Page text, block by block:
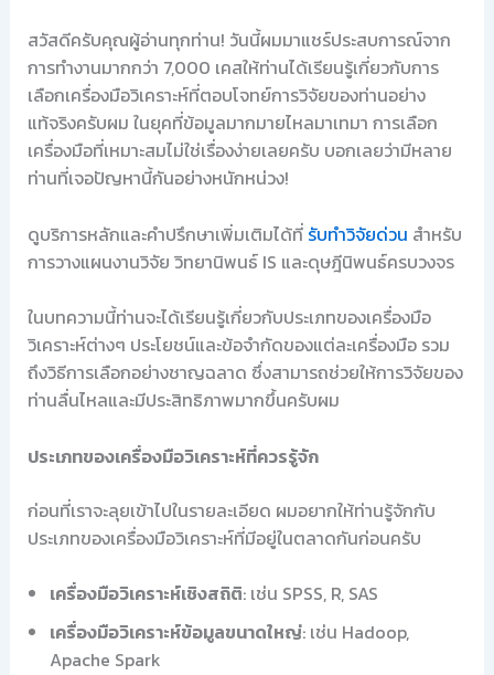
สวัสดีครับคุณผู้อ่านทุกท่าน! วันนี้ผมมาแชร์ประสบการณ์จาก
การทำงานมากกว่า 7,000 เคสให้ท่านได้เรียนรู้เกี่ยวกับการ
เลือกเครื่องมือวิเคราะห์ที่ตอบโจทย์การวิจัยของท่านอย่าง
แท้จริงครับผม ในยุคที่ข้อมูลมากมายไหลมาเทมา การเลือก
เครื่องมือที่เหมาะสมไม่ใช่เรื่องง่ายเลยครับ บอกเลยว่ามีหลาย
ท่านที่เจอปัญหานี้กันอย่างหนักหน่วง!
ดูบริการหลักและคำปรึกษาเพิ่มเติมได้ที่ รับทำวิจัยด่วน สำหรับ
การวางแผนงานวิจัย วิทยานิพนธ์ IS และดุษฎีนิพนธ์ครบวงจร
ในบทความนี้ท่านจะได้เรียนรู้เกี่ยวกับประเภทของเครื่องมือ
วิเคราะห์ต่างๆ ประโยชน์และข้อจำกัดของแต่ละเครื่องมือ รวม
ถึงวิธีการเลือกอย่างชาญฉลาด ซึ่งสามารถช่วยให้การวิจัยของ
ท่านลื่นไหลและมีประสิทธิภาพมากขึ้นครับผม
ประเภทของเครื่องมือวิเคราะห์ที่ควรรู้จัก
ก่อนที่เราจะลุยเข้าไปในรายละเอียด ผมอยากให้ท่านรู้จักกับ
ประเภทของเครื่องมือวิเคราะห์ที่มีอยู่ในตลาดกันก่อนครับ
เครื่องมือวิเคราะห์เชิงสถิติ: เช่น SPSS, R, SAS
เครื่องมือวิเคราะห์ข้อมูลขนาดใหญ่: เช่น Hadoop,
Apache Spark